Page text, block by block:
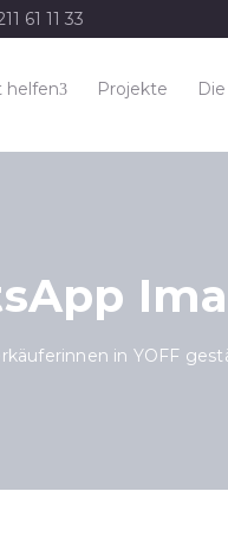
61 11 33
helfen Projekte
in YOFF